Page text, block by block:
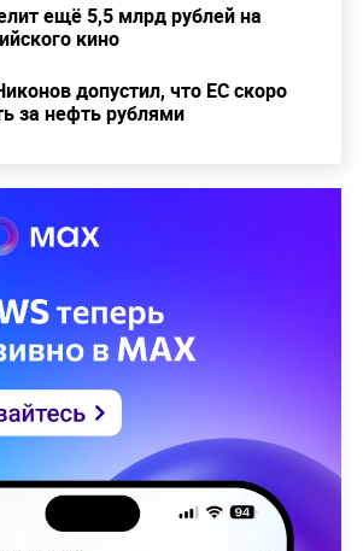
ещё 5,5 млрд рублей на
кино
допустил, что ЕС скоро
за нефть рублями